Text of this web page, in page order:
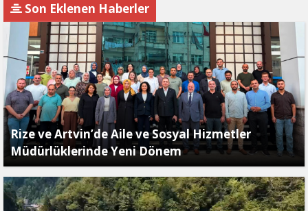
Son Eklenen Haberler
Rize ve Artvin’de Aile ve Sosyal Hizmetler
Müdürlüklerinde Yeni Dönem